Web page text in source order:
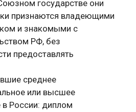
государстве они
признаются владеющими
и знакомыми с
РФ, без
предоставлять
среднее
или высшее
в России: диплом